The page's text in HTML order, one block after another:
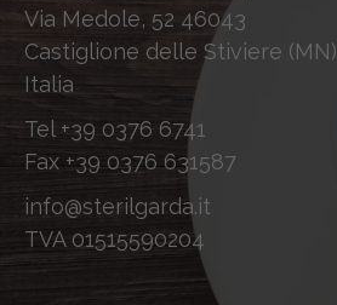
Via Medole, 52 46043
Castiglione delle Stiviere (MN)
Italia
Tel +39 0376 6741
Fax +39 0376 631587
info@sterilgarda.it
TVA 01515590204